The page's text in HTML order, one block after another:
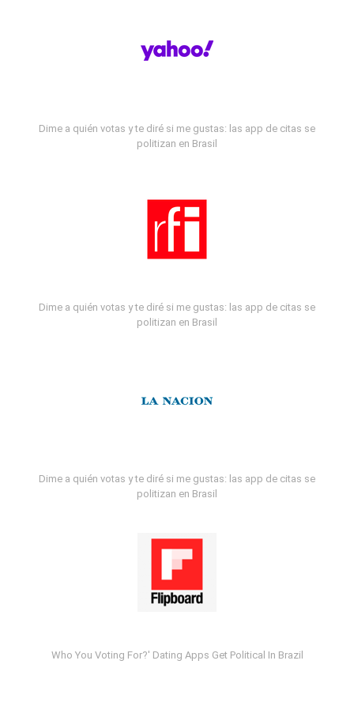
Dime a quién votas y te diré si me gustas: las app de citas se
politizan en Brasil
Dime a quién votas y te diré si me gustas: las app de citas se
politizan en Brasil
Dime a quién votas y te diré si me gustas: las app de citas se
politizan en Brasil
Who You Voting For?' Dating Apps Get Political In Brazil